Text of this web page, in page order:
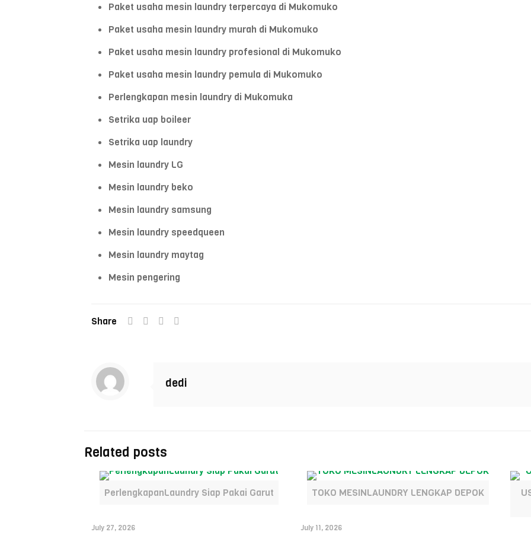
Paket usaha mesin laundry terpercaya di Mukomuko
Paket usaha mesin laundry murah di Mukomuko
Paket usaha mesin laundry profesional di Mukomuko
Paket usaha mesin laundry pemula di Mukomuko
Perlengkapan mesin laundry di Mukomuka
Setrika uap boileer
Setrika uap laundry
Mesin laundry LG
Mesin laundry beko
Mesin laundry samsung
Mesin laundry speedqueen
Mesin laundry maytag
Mesin pengering
Share
dedi
Related posts
PerlengkapanLaundry Siap Pakai Garut
July 27, 2026
TOKO MESINLAUNDRY LENGKAP DEPOK
July 11, 2026